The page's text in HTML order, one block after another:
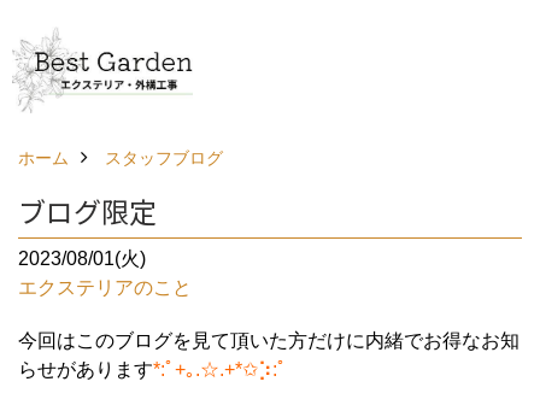
ホーム スタッフブログ
ブログ限定
2023/08/01(火)
エクステリアのこと
今回はこのブログを見て頂いた方だけに内緒でお得なお知
らせがあります*:ﾟ+｡.☆.+*✩⡱:ﾟ